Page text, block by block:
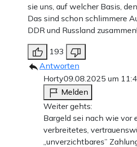
sie uns, auf welcher Basis,
Das sind schon schlimmere
DDR und Russland zusammen!
193
Antworten
Horty09.08.2025 um
Melden
Weiter gehts:
Bargeld sei nach wie vor
verbreitetes,
„unverzichtbares”